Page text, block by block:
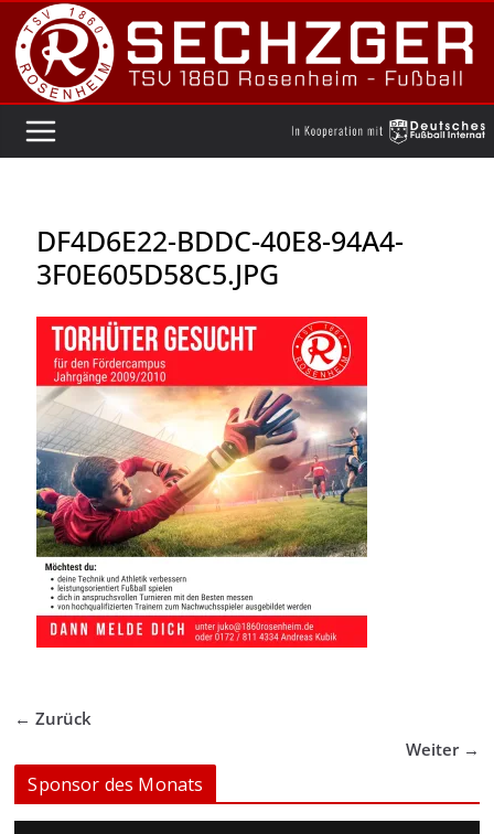
Zum
Inhalt
springen
DF4D6E22-BDDC-40E8-94A4-
3F0E605D58C5.JPG
← Zurück
Weiter →
Sponsor des Monats